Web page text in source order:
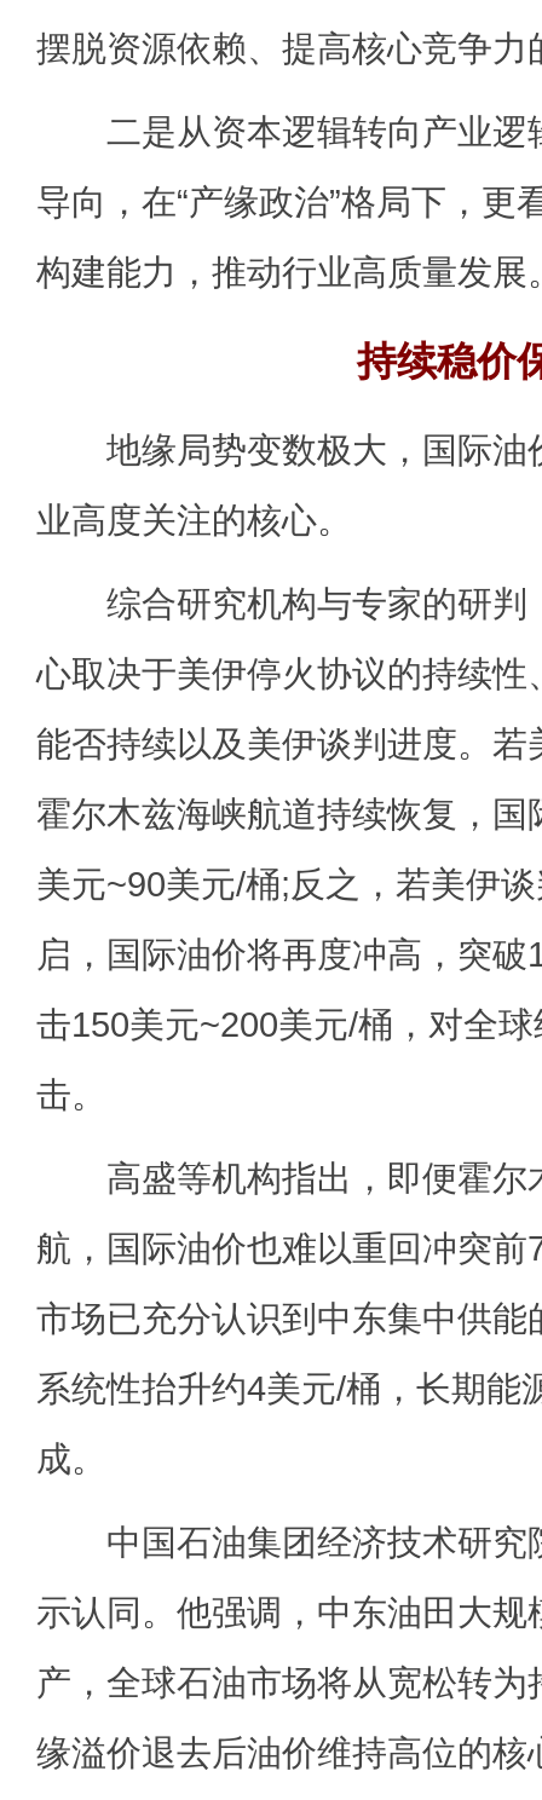
摆脱资源依赖、提高核心竞争力
二是从资本逻辑转向产业逻
导向，在“产缘政治”格局下，更
构建能力，推动行业高质量发展
持续稳价
地缘局势变数极大，国际油
业高度关注的核心。
综合研究机构与专家的研判
心取决于美伊停火协议的持续性
能否持续以及美伊谈判进度。若
霍尔木兹海峡航道持续恢复，
美元~90美元/桶;反之，若美伊
启，国际油价将再度冲高，突
击150美元~200美元/桶，对全
击。
高盛等机构指出，即便霍尔
航，国际油价也难以重回冲突前
市场已充分认识到中东集中供能
系统性抬升约4美元/桶，长期能
成。
中国石油集团经济技术研究
示认同。他强调，中东油田大规
产，全球石油市场将从宽松转
缘溢价退去后油价维持高位的核